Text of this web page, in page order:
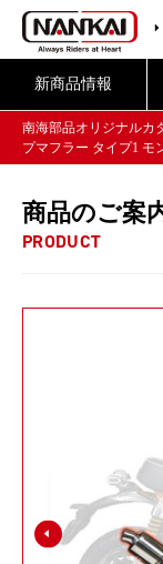
新商品情報
南海部品オリジナルカ
プマフラー タイプ1 モ
商品のご案
PRODUCT